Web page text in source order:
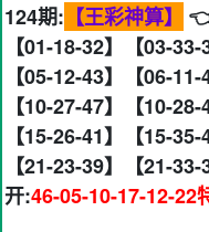
124期: 【王彩神算】
【01-18-32】【03-33-
【05-12-43】【06-11-
【10-27-47】【10-28-
【15-26-41】【15-
【21-23-39】【21-33-
开:46-05-10-17-12-22